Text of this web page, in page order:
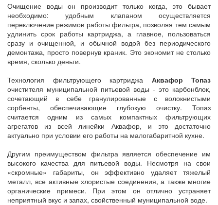
Очищение воды он производит только когда, это бывает
необходимо: удобным клапаном осуществляется
переключение режимов работы фильтра, позволяя тем самым
удлинить срок работы картриджа, а главное, пользоваться
сразу и очищенной, и обычной водой без периодического
демонтажа, просто повернув краник. Это экономит не столько
время, сколько деньги.
Технология фильтрующего картриджа Аквафор Топаз
очистителя муниципальной питьевой воды - это карбонблок,
сочетающий в себе гранулированные с волокнистыми
сорбенты, обеспечивающие глубокую очистку. Топаз
считается одним из самых компактных фильтрующих
агрегатов из всей линейки Аквафор, и это достаточно
актуально при условии его работы на малогабаритной кухне.
Другим преимуществом фильтра является обеспечение им
высокого качества для питьевой воды. Несмотря на свои
«скромные» габариты, он эффективно удаляет тяжелый
металл, все активные хлористые соединения, а также многие
органические примеси. При этом он отлично устраняет
неприятный вкус и запах, свойственный муниципальной воде.